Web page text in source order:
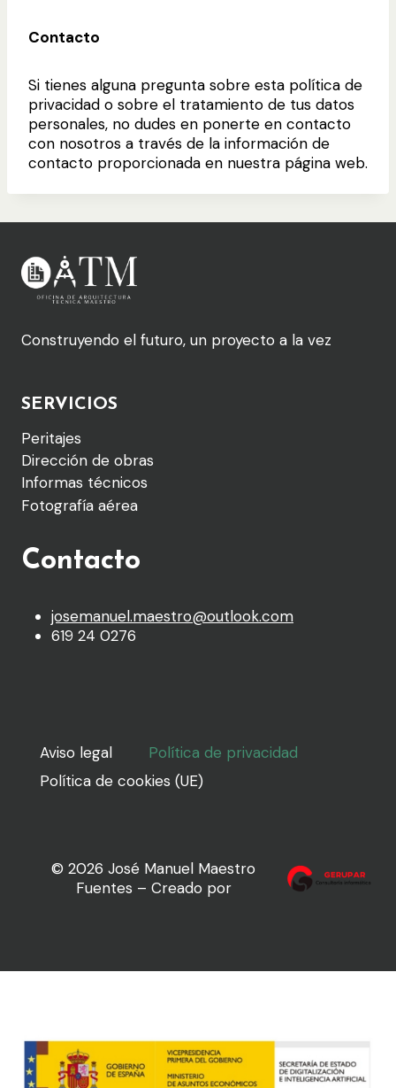
Contacto
Si tienes alguna pregunta sobre esta política de
privacidad o sobre el tratamiento de tus datos
personales, no dudes en ponerte en contacto
con nosotros a través de la información de
contacto proporcionada en nuestra página web.
Construyendo el futuro, un proyecto a la vez
SERVICIOS
Peritajes
Dirección de obras
Informas técnicos
Fotografía aérea
Contacto
josemanuel.maestro@outlook.com
619 24 0276
Aviso legal
Política de privacidad
Política de cookies (UE)
© 2026 José Manuel Maestro
Fuentes – Creado por